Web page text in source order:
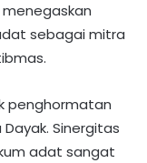
sebagai mitra
penghormatan
Sinergitas
adat sangat